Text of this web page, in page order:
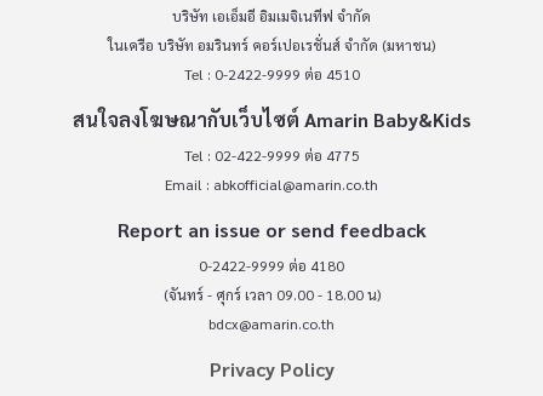
บริษัท เอเอ็มอี อิมเมจิเนทีฟ จำกัด
ในเครือ บริษัท อมรินทร์ คอร์เปอเรชั่นส์ จำกัด (มหาชน)
Tel : 0-2422-9999 ต่อ 4510
สนใจลงโฆษณากับเว็บไซต์ Amarin Baby&Kids
Tel : 02-422-9999 ต่อ 4775
Email : abkofficial@amarin.co.th
Report an issue or send feedback
0-2422-9999 ต่อ 4180
(จันทร์ - ศุกร์ เวลา 09.00 - 18.00 น)
bdcx@amarin.co.th
Privacy Policy